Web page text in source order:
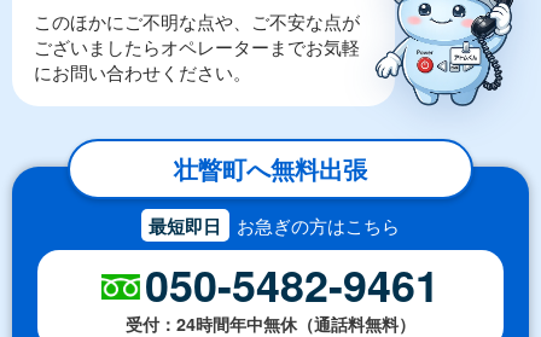
このほかにご不明な点や、ご不安な点が
ございましたらオペレーターまでお気軽
にお問い合わせください。
壮瞥町へ無料出張
最短即日 お急ぎの方はこちら
050-5482-9461
受付：24時間年中無休（通話料無料）